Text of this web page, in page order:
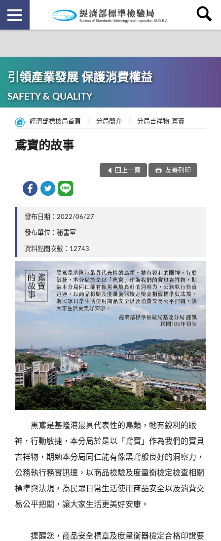
引領產業發展 保護消費權益
SAFETY & QUALITY
經濟部標檢局首頁 分局簡介 分局吉祥物-鳶寶
鳶寶的故事
回上一頁 友善列印
發布日期：2022/06/27
發布單位：秘書室
資料點閱次數：12743
黑鳶是基隆港最具代表性的鳥類，牠有銳利的眼
神，行動敏捷，本分局於是以「鳶寶」作為我們的寶貝
吉祥物，期勉本分局同仁能有像黑鳶般良好的洞察力，
公務執行務實迅速，以商品檢驗及度量衡檢定檢查相關
標準與法規，為民眾日常生活使用商品安全以及消費交
易公平把關，讓大家生活更美好安康。
提醒您，商品安全標章及度量衡器檢定合格印證要